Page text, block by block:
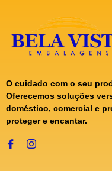
O cuidado com o seu
Oferecemos soluções
doméstico, comercial e
proteger e encantar.